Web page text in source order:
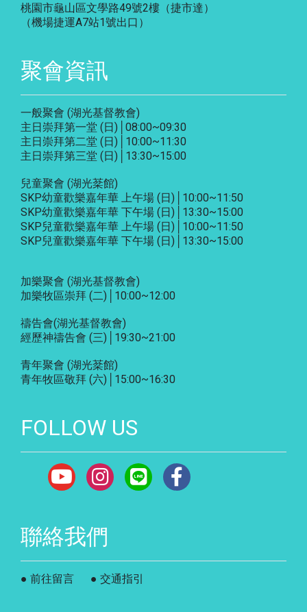
桃園市龜山區文學路49號2樓（捷市達）
（機場捷運A7站1號出口）
聚會資訊
一般聚會 (湖光基督教會)
主日崇拜第一堂 (日)│08:00~09:30
主日崇拜第二堂 (日)│10:00~11:30
主日崇拜第三堂 (日)│13:30~15:00
兒童聚會 (湖光棻館)
SKP幼童歡樂嘉年華 上午場 (日)│10:00~11:50
SKP幼童歡樂嘉年華 下午場 (日)│13:30~15:00
SKP兒童歡樂嘉年華 上午場 (日)│10:00~11:50
SKP兒童歡樂嘉年華 下午場 (日)│13:30~15:00
加樂聚會 (湖光基督教會)
加樂牧區崇拜 (二)│10:00~12:00
禱告會(湖光基督教會)
經歷神禱告會 (三)│19:30~21:00
青年聚會 (湖光棻館)
青年牧區敬拜 (六)│15:00~16:30
FOLLOW US
聯絡我們
● 前往留言 ● 交通指引